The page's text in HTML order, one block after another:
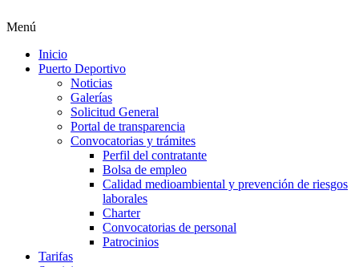
Menú
Inicio
Puerto Deportivo
Noticias
Galerías
Solicitud General
Portal de transparencia
Convocatorias y trámites
Perfil del contratante
Bolsa de empleo
Calidad medioambiental y prevención de riesgos
laborales
Charter
Convocatorias de personal
Patrocinios
Tarifas